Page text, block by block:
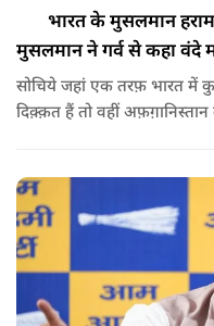
भारत के मुसलमान
मुसलमान ने गर्व से कहा वंदे
सोचिये जहां एक तरफ़ भारत में
दिक़्क़त हैं तो वहीं